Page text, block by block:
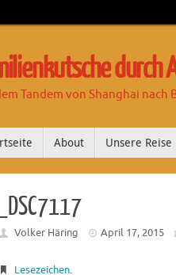
durch
Tandem von Shanghai nach
About Unsere Reise
_DSC7117
Volker Häring April 17, 2015
Lesezeichen.